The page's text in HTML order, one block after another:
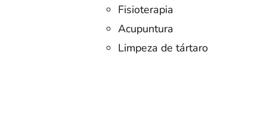
Fisioterapia
Acupuntura
Limpeza de tártaro